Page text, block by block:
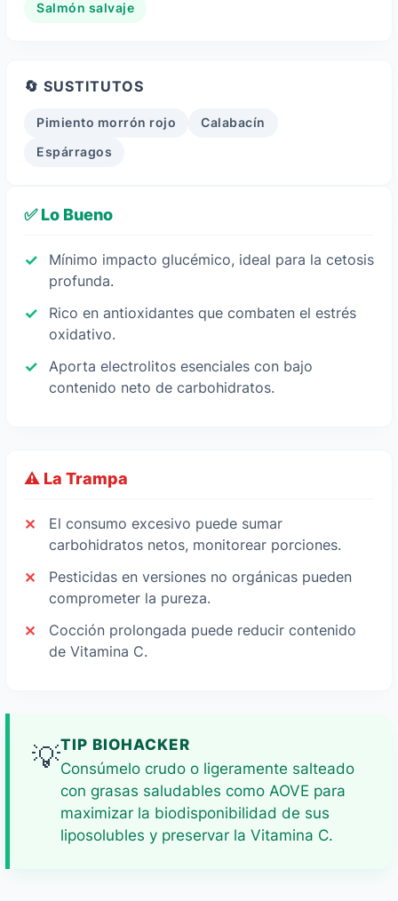
Salmón salvaje
🔄 SUSTITUTOS
Pimiento morrón rojo Calabacín
Espárragos
✅ Lo Bueno
Mínimo impacto glucémico, ideal para la cetosis
profunda.
Rico en antioxidantes que combaten el estrés
oxidativo.
Aporta electrolitos esenciales con bajo
contenido neto de carbohidratos.
⚠️ La Trampa
El consumo excesivo puede sumar
carbohidratos netos, monitorear porciones.
Pesticidas en versiones no orgánicas pueden
comprometer la pureza.
Cocción prolongada puede reducir contenido
de Vitamina C.
💡TIP BIOHACKER
Consúmelo crudo o ligeramente salteado
con grasas saludables como AOVE para
maximizar la biodisponibilidad de sus
liposolubles y preservar la Vitamina C.